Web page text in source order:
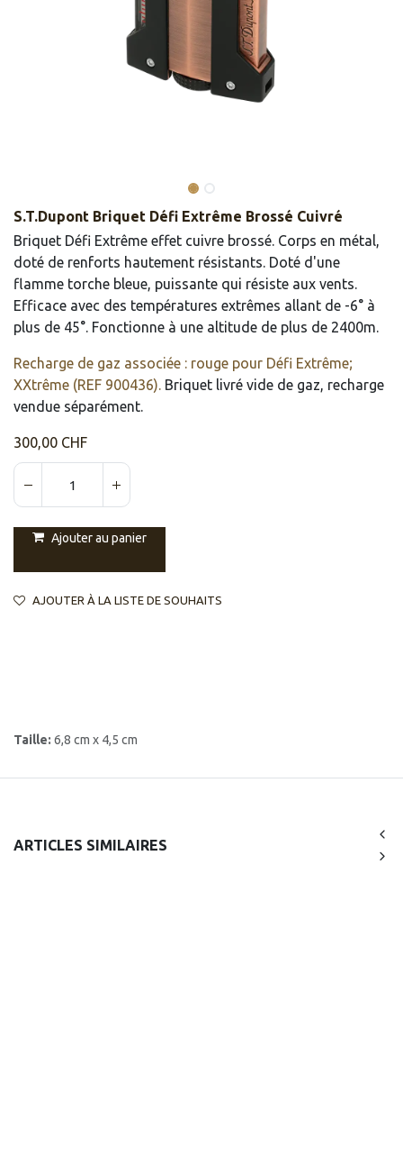
S.T.Dupont Briquet Défi Extrême Brossé Cuivré
Briquet Défi Extrême effet cuivre brossé. Corps en métal,
doté de renforts hautement résistants. Doté d'une
flamme torche bleue, puissante qui résiste aux vents.
Efficace avec des températures extrêmes allant de -6° à
plus de 45°. Fonctionne à une altitude de plus de 2400m.
Recharge de gaz associée : rouge pour Défi Extrême;
XXtrême (REF 900436). Briquet livré vide de gaz, recharge
vendue séparément.
300,00 CHF
Ajouter au panier
AJOUTER À LA LISTE DE SOUHAITS
Taille: 6,8 cm x 4,5 cm
ARTICLES SIMILAIRES